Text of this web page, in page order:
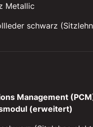
Metallic
schwarz
Management
(erweitert)